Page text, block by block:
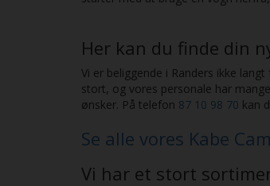
Her kan du finde din
Vi er beliggende i Randers ikke
stort, og vores personale har
ønsker. På telefon 87 10 98 70 kan
Se alle vores Kabe
Vi har et stort